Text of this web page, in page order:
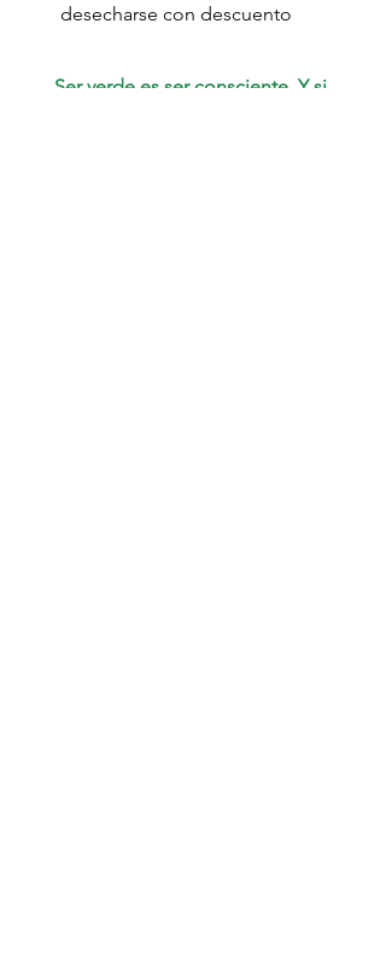
desecharse con descuento
Ser verde es ser consciente. Y si